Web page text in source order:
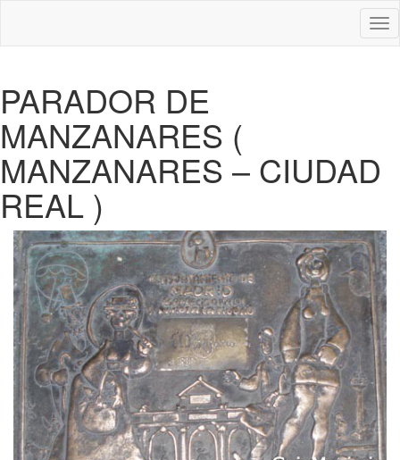
PARADOR DE
MANZANARES (
MANZANARES – CIUDAD
REAL )